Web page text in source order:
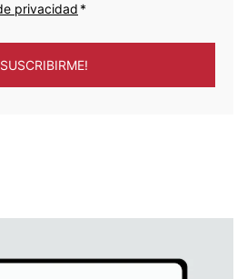
privacidad *